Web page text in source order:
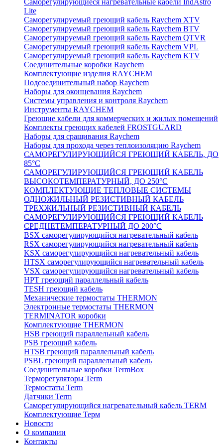
Саморегулирующиеся нагревательные кабели IndAstro
Lite
Саморегулируемый греющий кабель Raychem XTV
Саморегулируемый греющий кабель Raychem BTV
Саморегулируемый греющий кабель Raychem QTVR
Саморегулируемый греющий кабель Raychem VPL
Саморегулируемый греющий кабель Raychem KTV
Соединительные коробки Raychem
Комплектующие изделия RAYCHEM
Подсоединительный набор Raychem
Наборы для оконцевания Raychem
Системы управления и контроля Raychem
Инструменты RAYCHEM
Греющие кабели для коммерческих и жилых помещений
Комплекты греющих кабелей FROSTGUARD
Наборы для сращивания Raychem
Наборы для прохода через теплоизоляцию Raychem
САМОРЕГУЛИРУЮЩИЙСЯ ГРЕЮЩИЙ КАБЕЛЬ, ДО
85°С
САМОРЕГУЛИРУЮЩИЙСЯ ГРЕЮЩИЙ КАБЕЛЬ
ВЫСОКОТЕМПЕРАТУРНЫЙ, ДО 250°С
КОМПЛЕКТУЮЩИЕ ТЕПЛОВЫЕ СИСТЕМЫ
ОДНОЖИЛЬНЫЙ РЕЗИСТИВНЫЙ КАБЕЛЬ
ТРЕХЖИЛЬНЫЙ РЕЗИСТИВНЫЙ КАБЕЛЬ
САМОРЕГУЛИРУЮЩИЙСЯ ГРЕЮЩИЙ КАБЕЛЬ
СРЕДНЕТЕМПЕРАТУРНЫЙ ДО 200°С
BSX саморегулирующийся нагревательный кабель
RSX саморегулирующийся нагревательный кабель
KSX саморегулирующийся нагревательный кабель
HTSX саморегулирующийся нагревательный кабель
VSX саморегулирующийся нагревательный кабель
НРТ греющий параллельный кабель
TESH греющий кабель
Механические термостаты THERMON
Электронные термостаты THERMON
TERMINATOR коробки
Комплектующие THERMON
HSB греющий параллельный кабель
PSB греющий кабель
HTSB греющий параллельный кабель
PSBL греющий параллельный кабель
Соединительные коробки TermBox
Терморегуляторы Term
Термостаты Term
Датчики Term
Саморегулирующийся нагревательный кабель TERM
Комплектующие Терм
Новости
О компании
Контакты